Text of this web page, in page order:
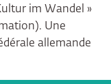
im Wandel »
Une
allemande